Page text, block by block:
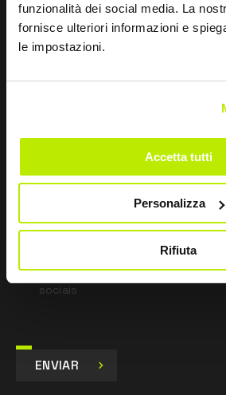
funzionalità dei social media. La
fornisce ulteriori informazioni e
le impostazioni.
Accetta tutti
Personalizza
Rifiuta
Mantemo-nos em contacto
Leave
*Li a Política de Privacidade
nos termos do art. 13
Dou o meu consentimento para
comunicações comerciais e
sms e newsletter, inclusive
sociais
ENVIAR